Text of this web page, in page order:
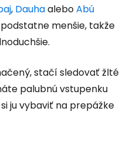
, DauhaaleboAbú
menšie, takže
stačí sledovať žlté
palubnú vstupenku
ju vybaviť na prepážke